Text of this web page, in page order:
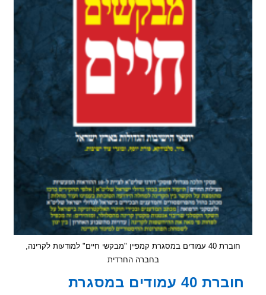
חוברת 40 עמודים במסגרת קמפיין "מבקשי חיים" למודעות לקרינה,
בחברה החרדית
חוברת 40 עמודים במסגרת